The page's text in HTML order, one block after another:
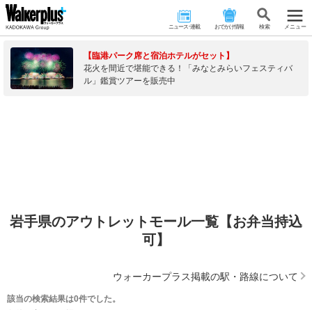
ニュース･連載 おでかけ情報 検 索 メニュー
【臨港パーク席と宿泊ホテルがセット】
花火を間近で堪能できる！「みなとみらいフェスティバ
ル」鑑賞ツアーを販売中
岩手県のアウトレットモール一覧【お弁当持込
可】
ウォーカープラス掲載の駅・路線について
該当の検索結果は0件でした。